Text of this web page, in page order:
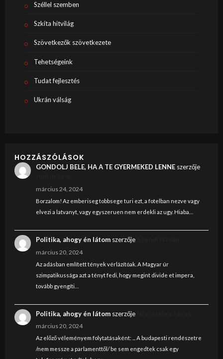
Széllel szemben
Szkíta hitvilág
Szövetkezők szövetkezete
Tehetségeink
Tudat fejlesztés
Ukrán válság
HOZZÁSZÓLÁSOK
GONDOLJ BELE, HA A TE GYERMEKED LENNEszerzője
március 24, 2024
Borzalom! Az emberiseg tobbsege turi ezt, a fotelban nezve vagy
elvezi a latvanyt, vagy egyszeruen nem erdekli az ugy. Hiaba…
Politika, ahogy én látomszerzője
március 20, 2024
Az adásban említett tények vérlázítóak. A Magyar úr
szimpatikussága azt a tényt fedi, hogy megint divide et impera,
tovább gyengíti…
Politika, ahogy én látomszerzője
március 20, 2024
Az előző véleményem folytatásaként: ... A budapesti rendészetre
/nem messze a parlamenttől/ be sem engedtek csak egy